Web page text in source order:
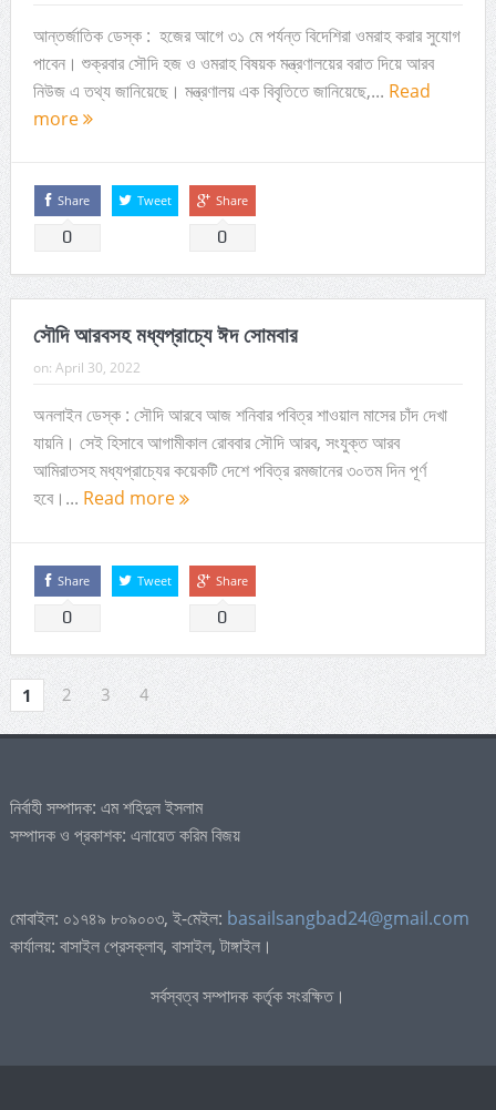
আন্তর্জাতিক ডেস্ক : হজের আগে ৩১ মে পর্যন্ত বিদেশিরা ওমরাহ করার সুযোগ
পাবেন। শুক্রবার সৌদি হজ ও ওমরাহ বিষয়ক মন্ত্রণালয়ের বরাত দিয়ে আরব
নিউজ এ তথ্য জানিয়েছে। মন্ত্রণালয় এক বিবৃতিতে জানিয়েছে,... Read
more
Share
0
Tweet Share
0
সৌদি আরবসহ মধ্যপ্রাচ্যে ঈদ সোমবার
on: April 30, 2022
অনলাইন ডেস্ক : সৌদি আরবে আজ শনিবার পবিত্র শাওয়াল মাসের চাঁদ দেখা
যায়নি। সেই হিসাবে আগামীকাল রোববার সৌদি আরব, সংযুক্ত আরব
আমিরাতসহ মধ্যপ্রাচ্যের কয়েকটি দেশে পবিত্র রমজানের ৩০তম দিন পূর্ণ
হবে।... Read more
Share
0
Tweet Share
0
1 2 3 4
নির্বাহী সম্পাদক: এম শহিদুল ইসলাম
সম্পাদক ও প্রকাশক: এনায়েত করিম বিজয়
মোবাইল: ০১৭৪৯ ৮০৯০০৩, ই-মেইল: basailsangbad24@gmail.com
কার্যালয়: বাসাইল প্রেসক্লাব, বাসাইল, টাঙ্গাইল।
সর্বস্বত্ব সম্পাদক কর্তৃক সংরক্ষিত।